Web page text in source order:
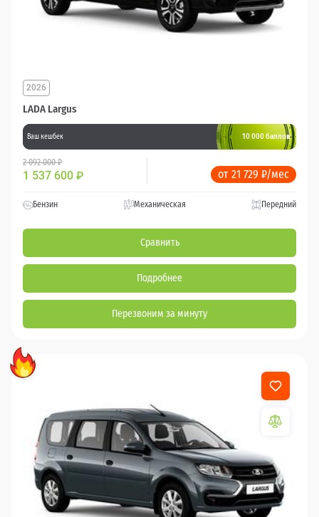
LADA Largus
2026
Ваш кешбек 10 000 баллов
2 092 000 ₽
1 537 600 ₽ от 21 729 ₽/мес
Бензин Механическая Передний
Сравнить
Подробнее
Перезвоним за минуту